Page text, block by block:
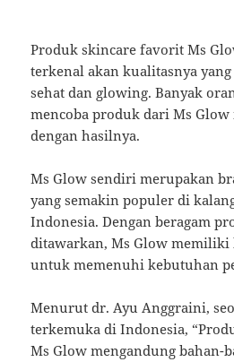
Produk skincare favorit Ms
terkenal akan kualitasnya
sehat dan glowing. Banyak
mencoba produk dari Ms Glow
dengan hasilnya.
Ms Glow sendiri merupakan
yang semakin populer di
Indonesia. Dengan beragam
ditawarkan, Ms Glow
untuk memenuhi kebutuhan
Menurut dr. Ayu Anggraini,
terkemuka di Indonesia,
Ms Glow mengandung bahan-